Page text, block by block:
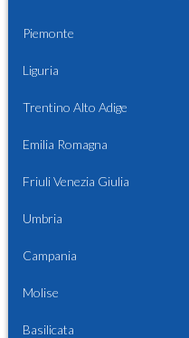
Piemonte
Liguria
Trentino Alto Adige
Emilia Romagna
Friuli Venezia Giulia
Umbria
Campania
Molise
Basilicata